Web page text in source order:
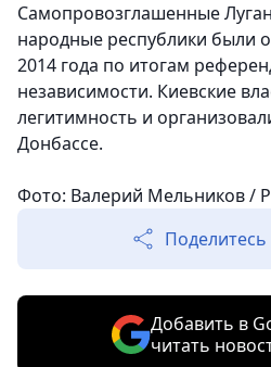
Самопровозглашенные
народные республики были
2014 года по итогам
независимости. Киевские
легитимность и
Донбассе.
Фото: Валерий Мельников /
Добавить в
читать